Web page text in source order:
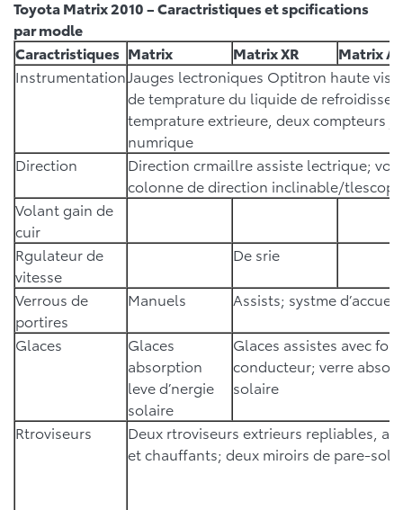
Toyota Matrix 2010 – Caractristiques et spcifications
par modle
Caractristiques Matrix Matrix XR
Matrix
InstrumentationJauges lectroniques Optitron haute
de temprature du liquide de
temprature extrieure, deux compteurs
numrique
Direction
Direction crmaillre assiste lectrique;
colonne de direction inclinable/
Volant gain de
cuir
Rgulateur de
vitesse
De srie
Verrous de
portires
Manuels Assists; systme
Glaces
Glaces
absorption
leve d’nergie
solaire
Glaces assistes avec
conducteur; verre
solaire
Rtroviseurs
Deux rtroviseurs extrieurs repliables,
et chauffants; deux miroirs de pare-